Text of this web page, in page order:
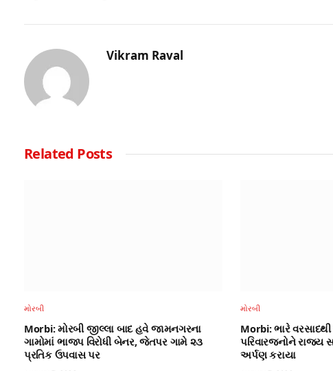
Vikram Raval
Related Posts
મોરબી
Morbi: મોરબી જીલ્લા બાદ હવે જામનગરના
ગામોમાં ભાજપ વિરોધી બેનર, જેતપર ગામે ૨૩
પ્રતિક ઉપવાસ પર
મોરબી
Morbi: ભારે
પરિવારજનોને રાજ્ય
અર્પણ કરાયા